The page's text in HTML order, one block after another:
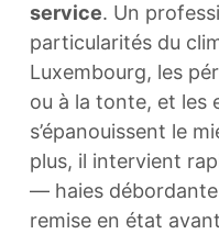
service. Un
particularités du
Luxembourg, les
ou à la tonte, et les
s’épanouissent le
plus, il intervient
— haies
remise en état